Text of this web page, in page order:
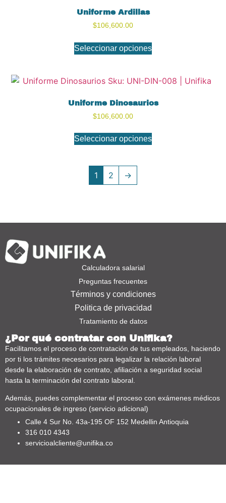
Uniforme Ardillas
$106,600.00
Seleccionar opciones
Uniforme Dinosaurios
$106,600.00
Seleccionar opciones
1 2 →
Calculadora salarial
Preguntas frecuentes
Términos y condiciones
Politica de privacidad
Tratamiento de datos
¿Por qué contratar con Unifika?
Facilitamos el proceso de contratación de tus empleados, haciendo
por ti los trámites necesarios para legalizar la relación laboral
desde la elaboración de contrato, afiliación a seguridad social
hasta la terminación del contrato laboral.
Además, puedes complementar el proceso con exámenes médicos
ocupacionales de ingreso (servicio adicional)
Calle 4 Sur No. 43a-195 OF 152 Medellin Antioquia
316 010 4343
servicioalcliente@unifika.co